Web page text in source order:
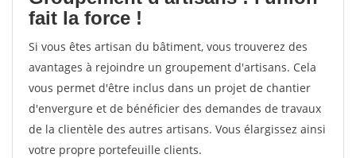
fait la force !
Si vous êtes artisan du bâtiment, vous trouverez des
avantages à rejoindre un groupement d'artisans. Cela
vous permet d'être inclus dans un projet de chantier
d'envergure et de bénéficier des demandes de travaux
de la clientèle des autres artisans. Vous élargissez ainsi
votre propre portefeuille clients.